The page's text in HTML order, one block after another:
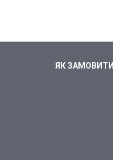
ЯК ЗАМОВИТИ